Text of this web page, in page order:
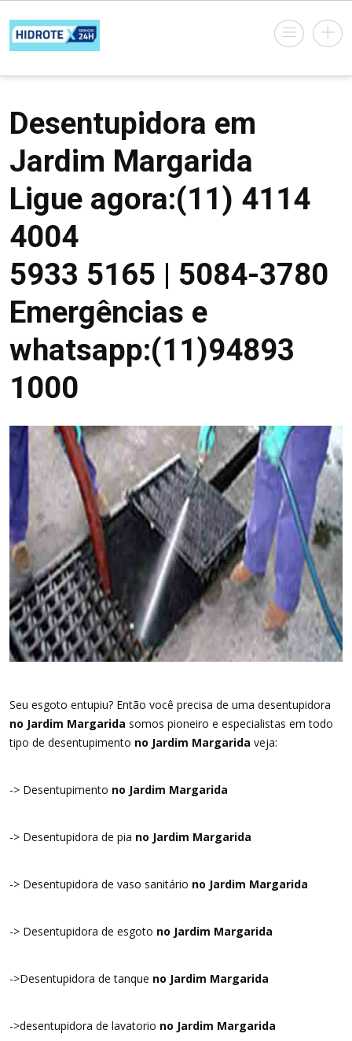
Desentupidora em
Jardim Margarida
Ligue agora:(11) 4114
4004
5933 5165 | 5084-3780
Emergências e
whatsapp:(11)94893
1000
Seu esgoto entupiu? Então você precisa de uma desentupidora
no Jardim Margarida somos pioneiro e especialistas em todo
tipo de desentupimento no Jardim Margarida veja:
-> Desentupimento no Jardim Margarida
-> Desentupidora de pia no Jardim Margarida
-> Desentupidora de vaso sanitário no Jardim Margarida
-> Desentupidora de esgoto no Jardim Margarida
->Desentupidora de tanque no Jardim Margarida
->desentupidora de lavatorio no Jardim Margarida